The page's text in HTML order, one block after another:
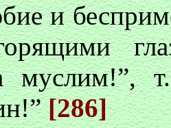
и
муслим!”,
[286]